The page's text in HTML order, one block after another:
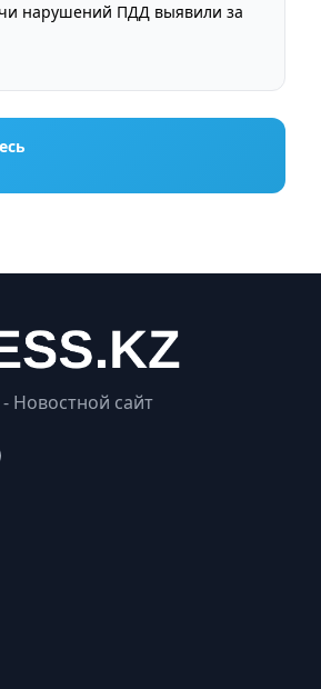
нарушений ПДД выявили за
Новостной сайт